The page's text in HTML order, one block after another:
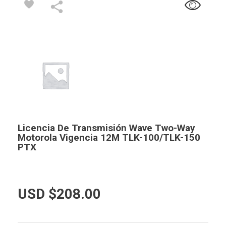
Licencia De Transmisión Wave Two-Way
Motorola Vigencia 12M TLK-100/TLK-150
PTX
USD $208.00